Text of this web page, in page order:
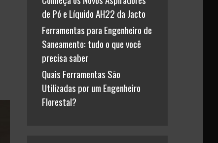
de Pó e Líquido AH22 da Jacto
Ferramentas para Engenheiro de
Saneamento: tudo o que você
precisa saber
Quais Ferramentas São
Utilizadas por um Engenheiro
Florestal?